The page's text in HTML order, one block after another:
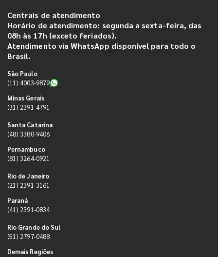
Centrais de atendimento
Horário de atendimento: segunda a sexta-feira, das
08h às 17h (exceto feriados).
Atendimento via WhatsApp disponível para todo o
Brasil.
São Paulo
(11) 4003-9879
Minas Gerais
(31) 2391-4791
Santa Catarina
(48) 3380-9406
Pernambuco
(81) 3264-0921
Rio de Janeiro
(21) 2391-3161
Paraná
(41) 2391-0834
Rio Grande do Sul
(51) 2797-0488
Demais Regiões